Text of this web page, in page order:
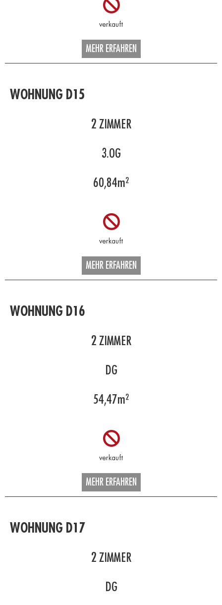
MEHR ERFAHREN
WOHNUNG D15
2 ZIMMER
3.OG
60,84m²
MEHR ERFAHREN
WOHNUNG D16
2 ZIMMER
DG
54,47m²
MEHR ERFAHREN
WOHNUNG D17
2 ZIMMER
DG